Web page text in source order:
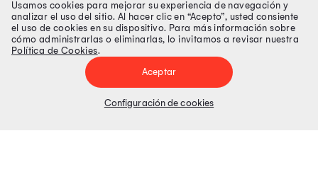
Tienda 100% Segura
Tiendas Peruanas S.A. R.U.C. Nº 20493020618. Todos los derechos
Precios disponibles solo en www.oechsle.pe. Precios online publicados
Usamos cookies para mejorar su experiencia de navegación y
analizar el uso del sitio. Al hacer clic en “Acepto”, usted consiente
el uso de cookies en su dispositivo. Para más información sobre
cómo administrarlas o eliminarlas, lo invitamos a revisar nuestra
Política de Cookies.
Aceptar
Configuración de cookies